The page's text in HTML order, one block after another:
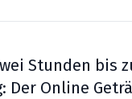
Stunden bis
Der Online